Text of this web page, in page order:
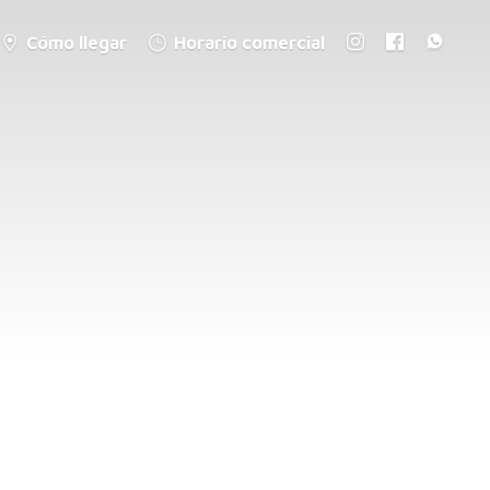
Cómo llegar Horario comercial